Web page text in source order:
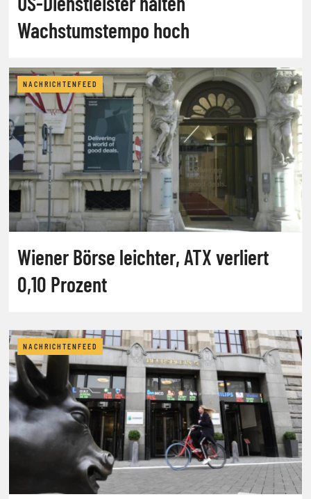
Wachstumstempo hoch
NACHRICHTENFEED
Wiener Börse leichter, ATX verliert
0,10 Prozent
NACHRICHTENFEED